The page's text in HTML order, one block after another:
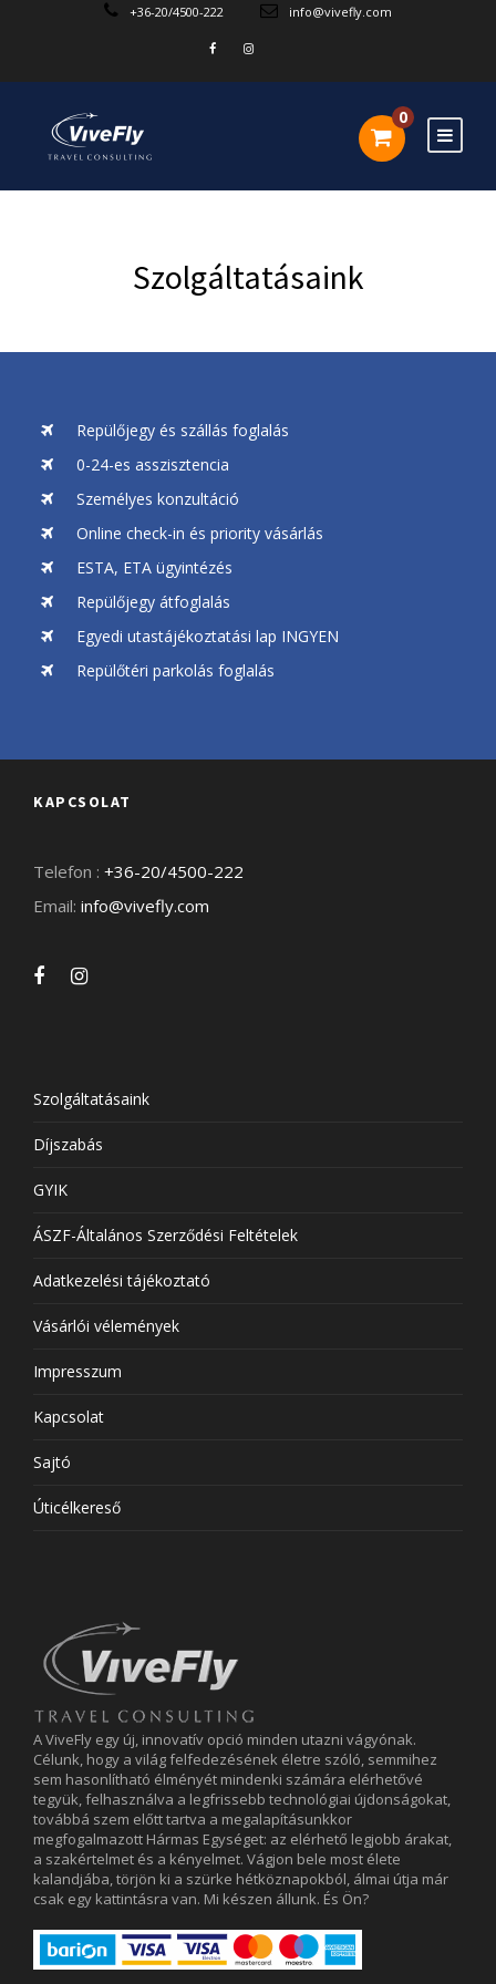
+36-20/4500-222 info@vivefly.com
0
Szolgáltatásaink
Repülőjegy és szállás foglalás
0-24-es asszisztencia
Személyes konzultáció
Online check-in és priority vásárlás
ESTA, ETA ügyintézés
Repülőjegy átfoglalás
Egyedi utastájékoztatási lap INGYEN
Repülőtéri parkolás foglalás
KAPCSOLAT
Telefon : +36-20/4500-222
Email: info@vivefly.com
Szolgáltatásaink
Díjszabás
GYIK
ÁSZF-Általános Szerződési Feltételek
Adatkezelési tájékoztató
Vásárlói vélemények
Impresszum
Kapcsolat
Sajtó
Úticélkereső
A ViveFly egy új, innovatív opció minden utazni vágyónak.
Célunk, hogy a világ felfedezésének életre szóló, semmihez
sem hasonlítható élményét mindenki számára elérhetővé
tegyük, felhasználva a legfrissebb technológiai újdonságokat,
továbbá szem előtt tartva a megalapításunkkor
megfogalmazott Hármas Egységet: az elérhető legjobb árakat,
a szakértelmet és a kényelmet. Vágjon bele most élete
kalandjába, törjön ki a szürke hétköznapokból, álmai útja már
csak egy kattintásra van. Mi készen állunk. És Ön?